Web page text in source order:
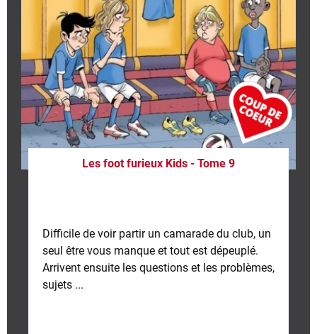
Les foot furieux Kids - Tome 9
Difficile de voir partir un camarade du club, un
seul être vous manque et tout est dépeuplé.
Arrivent ensuite les questions et les problèmes,
sujets ...